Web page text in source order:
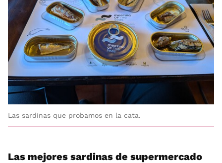
Las sardinas que probamos en la cata.
Las mejores sardinas de supermercado